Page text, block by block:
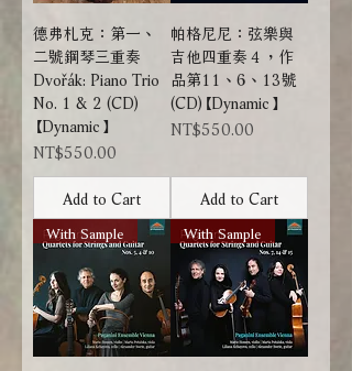
德弗札克：第一、
二號鋼琴三重奏
Dvořák: Piano Trio
No. 1 & 2 (CD)
【Dynamic】
Price
NT$550.00
Add to Cart
帕格尼尼：弦樂與
吉他四重奏４，作
品第11、6、13號
(CD)【Dynamic】
Price
NT$550.00
Add to Cart
With Sample With Sample